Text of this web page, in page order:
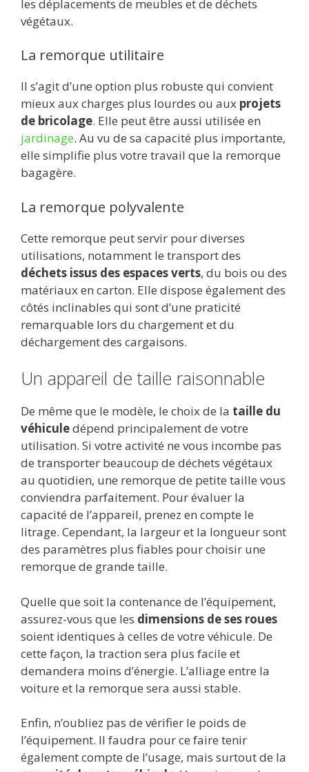
les déplacements de meubles et de déchets
végétaux.
La remorque utilitaire
Il s’agit d’une option plus robuste qui convient
mieux aux charges plus lourdes ou aux projets
de bricolage. Elle peut être aussi utilisée en
jardinage. Au vu de sa capacité plus importante,
elle simplifie plus votre travail que la remorque
bagagère.
La remorque polyvalente
Cette remorque peut servir pour diverses
utilisations, notamment le transport des
déchets issus des espaces verts, du bois ou des
matériaux en carton. Elle dispose également des
côtés inclinables qui sont d’une praticité
remarquable lors du chargement et du
déchargement des cargaisons.
Un appareil de taille raisonnable
De même que le modèle, le choix de la taille du
véhiculedépend principalement de votre
utilisation. Si votre activité ne vous incombe pas
de transporter beaucoup de déchets végétaux
au quotidien, une remorque de petite taille vous
conviendra parfaitement. Pour évaluer la
capacité de l’appareil, prenez en compte le
litrage. Cependant, la largeur et la longueur sont
des paramètres plus fiables pour choisir une
remorque de grande taille.
Quelle que soit la contenance de l’équipement,
assurez-vous que les dimensions de ses roues
soient identiques à celles de votre véhicule. De
cette façon, la traction sera plus facile et
demandera moins d’énergie. L’alliage entre la
voiture et la remorque sera aussi stable.
Enfin, n’oubliez pas de vérifier le poids de
l’équipement. Il faudra pour ce faire tenir
également compte de l’usage, mais surtout de la